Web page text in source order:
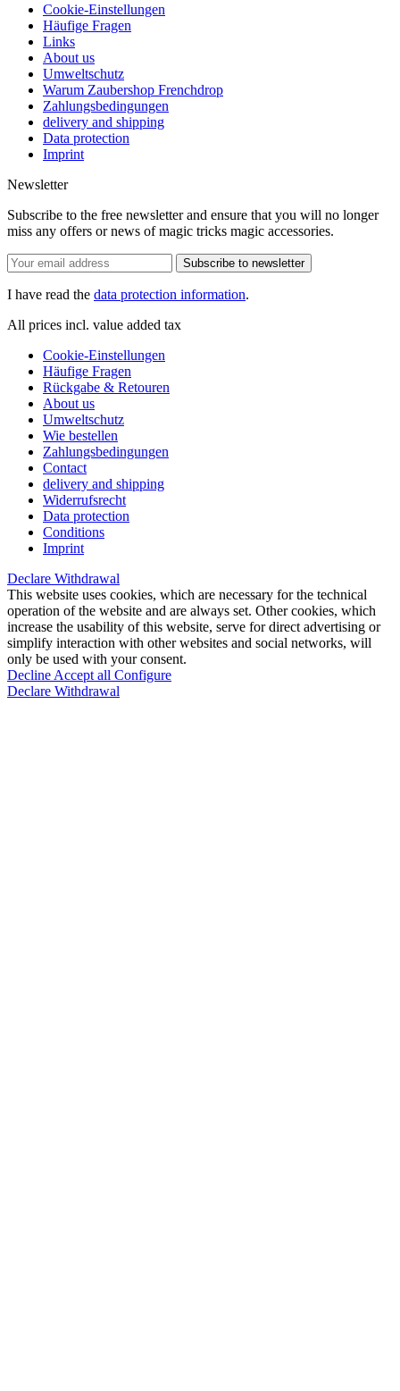
Cookie-Einstellungen
Häufige Fragen
Links
About us
Umweltschutz
Warum Zaubershop Frenchdrop
Zahlungsbedingungen
delivery and shipping
Data protection
Imprint
Newsletter
Subscribe to the free newsletter and ensure that you will no longer
miss any offers or news of magic tricks magic accessories.
Subscribe to newsletter
I have read the data protection information.
All prices incl. value added tax
Cookie-Einstellungen
Häufige Fragen
Rückgabe & Retouren
About us
Umweltschutz
Wie bestellen
Zahlungsbedingungen
Contact
delivery and shipping
Widerrufsrecht
Data protection
Conditions
Imprint
Declare Withdrawal
This website uses cookies, which are necessary for the technical
operation of the website and are always set. Other cookies, which
increase the usability of this website, serve for direct advertising or
simplify interaction with other websites and social networks, will
only be used with your consent.
Decline Accept all Configure
Declare Withdrawal